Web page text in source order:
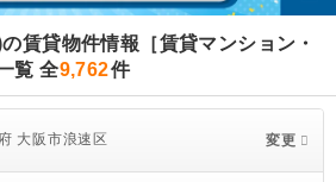
賃貸物件情報［賃貸マンション・
覧全9,762件
大阪市浪速区 変更